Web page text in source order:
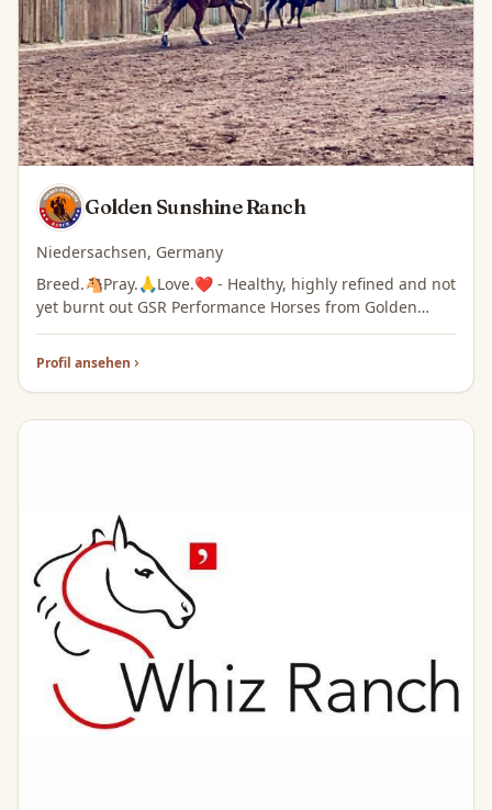
Golden Sunshine Ranch
Niedersachsen, Germany
Breed.🐴Pray.🙏Love.❤️ - Healthy, highly refined and not
yet burnt out GSR Performance Horses from Golden
Sunshine Ranch in Rosengarten. Breeder for American
Quarter Horses and Paint Horses 🐴❤️👍
Profil ansehen